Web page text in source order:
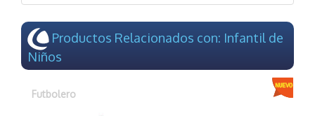
Productos Relacionados con: Infantil de
Niños
Futbolero